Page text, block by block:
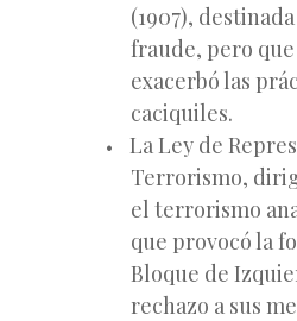
(1907),
fraude, pero
exacerbó las
caciquiles.
La Ley de
Terrorismo,
el terrorismo
que provocó la
Bloque de
rechazo a sus